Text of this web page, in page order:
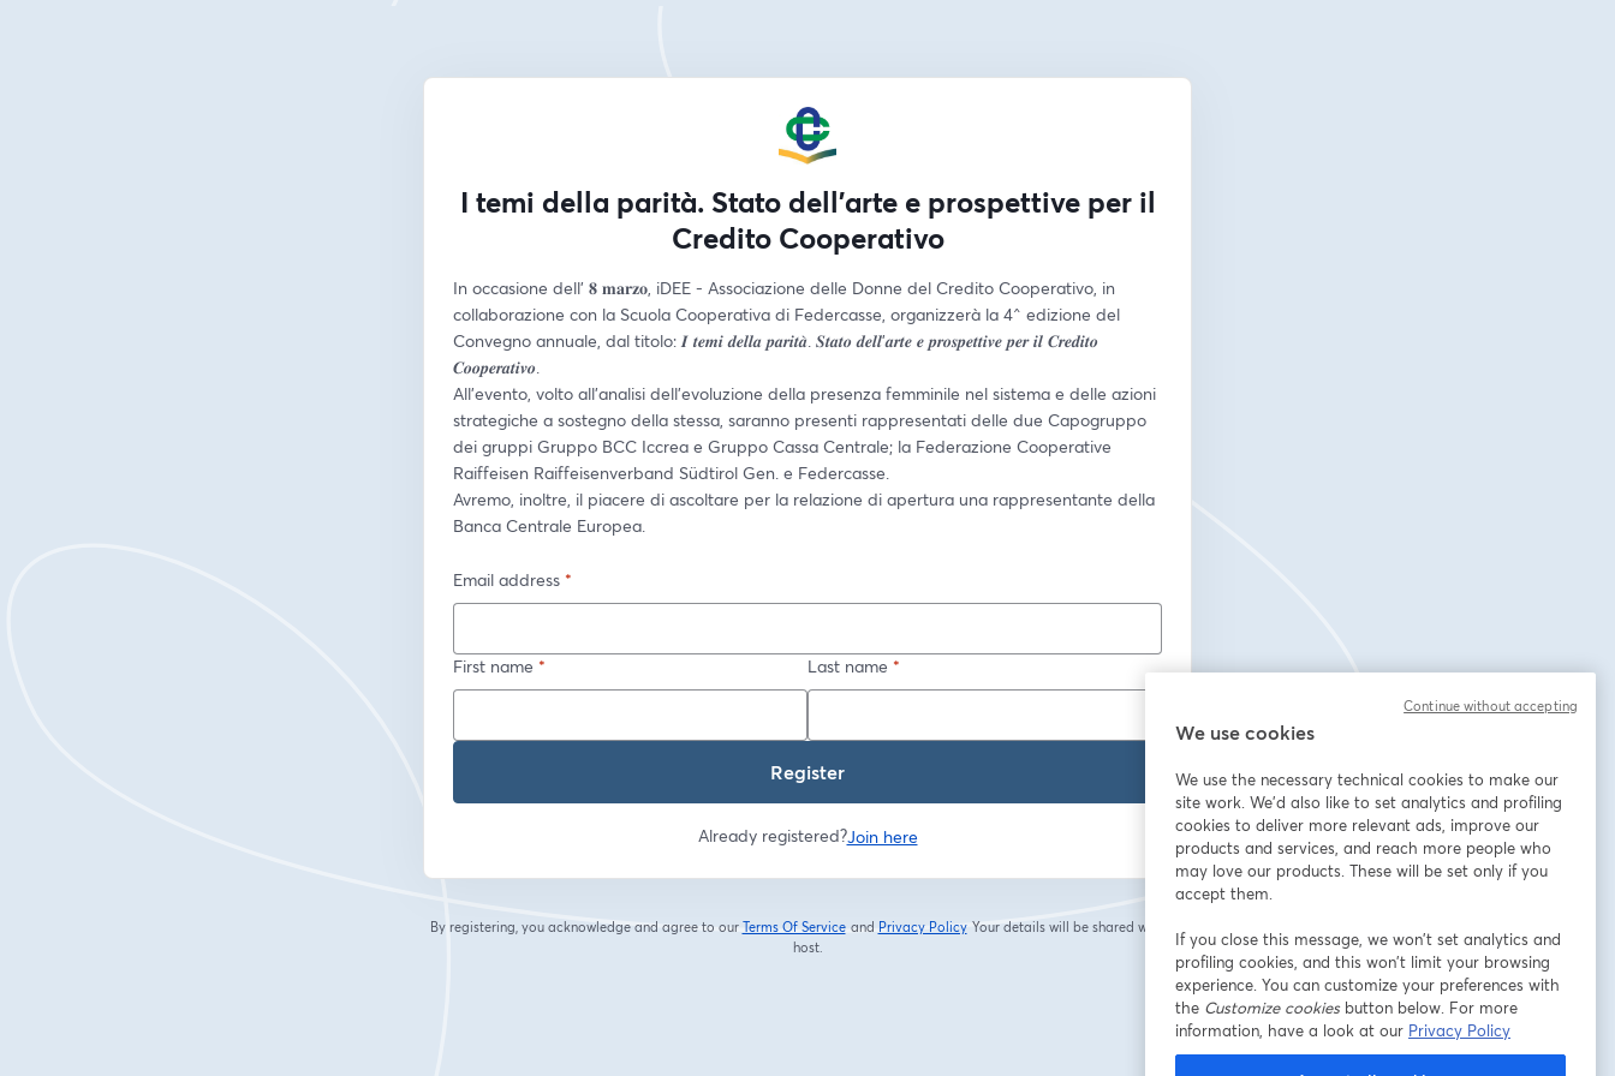
I temi della parità. Stato dell’arte e prospettive per il
Credito Cooperativo
In occasione dell' 𝟖 𝐦𝐚𝐫𝐳𝐨, iDEE - Associazione delle Donne del Credito Cooperativo, in
collaborazione con la Scuola Cooperativa di Federcasse, organizzerà la 4^ edizione del
Convegno annuale, dal titolo: 𝑰 𝒕𝒆𝒎𝒊 𝒅𝒆𝒍𝒍𝒂 𝒑𝒂𝒓𝒊𝒕𝒂̀. 𝑺𝒕𝒂𝒕𝒐 𝒅𝒆𝒍𝒍'𝒂𝒓𝒕𝒆 𝒆 𝒑𝒓𝒐𝒔𝒑𝒆𝒕𝒕𝒊𝒗𝒆 𝒑𝒆𝒓 𝒊𝒍 𝑪𝒓𝒆𝒅𝒊𝒕𝒐
𝑪𝒐𝒐𝒑𝒆𝒓𝒂𝒕𝒊𝒗𝒐.
All'evento, volto all'analisi dell'evoluzione della presenza femminile nel sistema e delle azioni
strategiche a sostegno della stessa, saranno presenti rappresentati delle due Capogruppo
dei gruppi Gruppo BCC Iccrea e Gruppo Cassa Centrale; la Federazione Cooperative
Raiffeisen Raiffeisenverband Südtirol Gen. e Federcasse.
Avremo, inoltre, il piacere di ascoltare per la relazione di apertura una rappresentante della
Banca Centrale Europea.
Email address *
First name * Last name *
Register
Already registered?Join here
By registering, you acknowledge and agree to our Terms Of Service
opens in a new tab
and Privacy Policy
opens in a new tab
Your details will be shared with the
host.
We use cookies
We use the necessary technical cookies to make our
site work. We'd also like to set analytics and profiling
cookies to deliver more relevant ads, improve our
products and services, and reach more people who
may love our products. These will be set only if you
accept them.
If you close this message, we won’t set analytics and
profiling cookies, and this won’t limit your browsing
experience. You can customize your preferences with
the Customize cookiesbutton below. For more
information, have a look at our Privacy Policy
Continue without accepting